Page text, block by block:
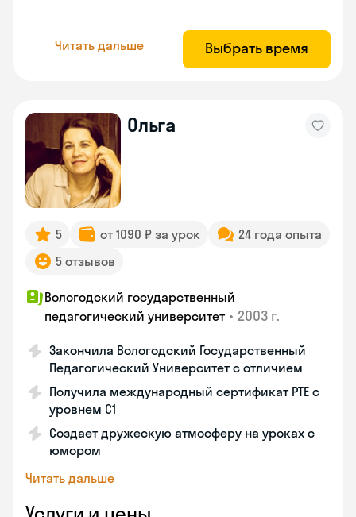
Читать дальше Выбрать время
Ольга
5 от 1090 ₽ за урок
24 года опыта
5 отзывов
Вологодский государственный
педагогический университет • 2003 г.
Закончила Вологодский Государственный
Педагогический Университет с отличием
Получила международный сертификат PTE с
уровнем C1
Создает дружескую атмосферу на уроках с
юмором
Читать дальше